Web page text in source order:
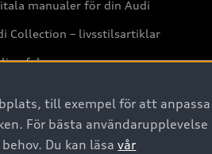
manualer för din Audi
Collection – livsstilsartiklar
frågor
3G nätet stängs ned - Hur påverkas
till exempel för att anpassa
För bästa användarupplevelse
Du kan läsavår